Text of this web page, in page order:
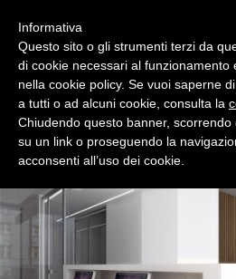
COSTRUZIONI
Realizza, ristruttura e
Informativa
Questo sito o gli strumenti terzi da
di cookie necessari al funzionamento
nella cookie policy. Se vuoi saperne
a tutti o ad alcuni cookie, consulta la
Chiudendo questo banner,
su un link o proseguendo la
acconsenti all’uso dei cookie.